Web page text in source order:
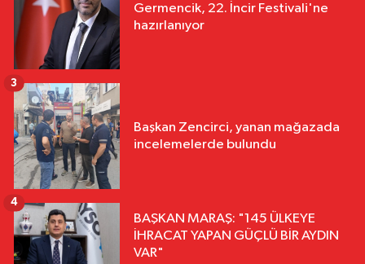
Germencik, 22. İncir Festivali'ne
hazırlanıyor
Başkan Zencirci, yanan mağazada
incelemelerde bulundu
3
BAŞKAN MARAŞ: "145 ÜLKEYE
İHRACAT YAPAN GÜÇLÜ BİR AYDIN
VAR"
4